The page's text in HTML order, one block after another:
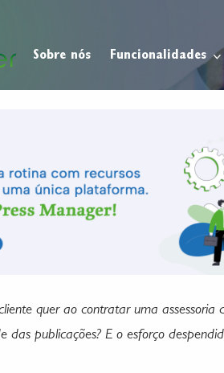
Sobre nós Funcionalidades
quer ao contratar uma assessoria
das publicações? E o esforço